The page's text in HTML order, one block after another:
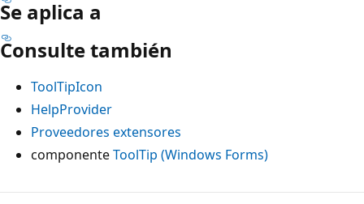
Se aplica a
Consulte también
ToolTipIcon
HelpProvider
Proveedores extensores
componenteToolTip (Windows Forms)